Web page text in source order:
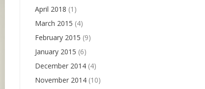
April 2018 (1)
March 2015 (4)
February 2015 (9)
January 2015 (6)
December 2014(4)
November 2014(10)